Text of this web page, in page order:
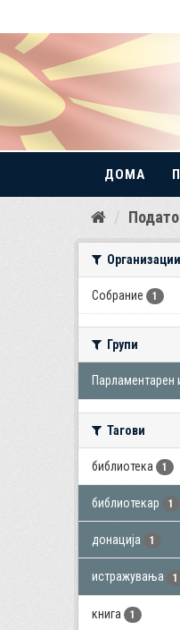
Прескокнете
ДОМА
Организации
Собрание 1
Групи
Парламентарен
Тагови
библиотека 1
библиотекар 1
донација 1
истражувања 1
книга 1